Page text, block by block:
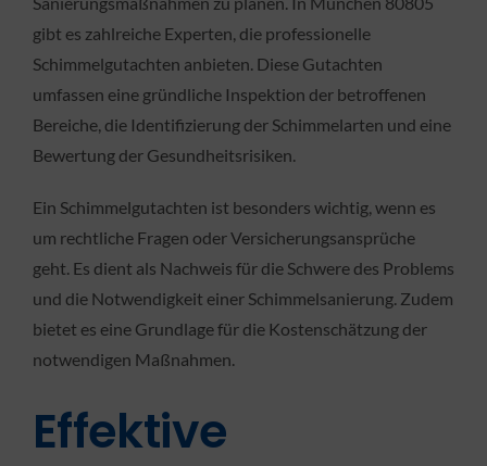
gibt es zahlreiche Experten, die professionelle
Schimmelgutachten anbieten. Diese Gutachten
umfassen eine gründliche Inspektion der betroffenen
Bereiche, die Identifizierung der Schimmelarten und eine
Bewertung der Gesundheitsrisiken.
Ein Schimmelgutachten ist besonders wichtig, wenn es
um rechtliche Fragen oder Versicherungsansprüche
geht. Es dient als Nachweis für die Schwere des Problems
und die Notwendigkeit einer Schimmelsanierung. Zudem
bietet es eine Grundlage für die Kostenschätzung der
notwendigen Maßnahmen.
Effektive